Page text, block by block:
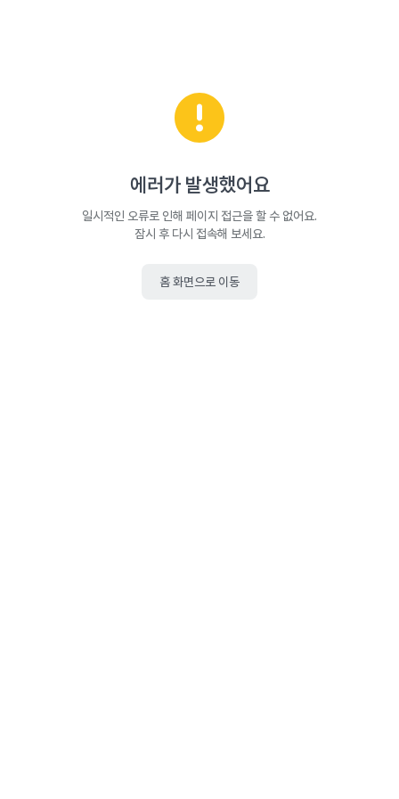
에러가 발생했어요
일시적인 오류로 인해 페이지 접근을 할 수 없어요.
잠시 후 다시 접속해 보세요.
홈 화면으로 이동